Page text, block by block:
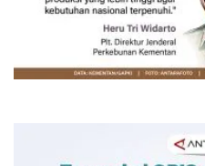
Memacu
penuhi kebutuhan